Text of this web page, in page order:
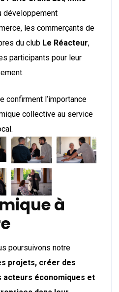
développement
les commerçants de
du club Le Réacteur,
participants pour leur
confirment l’importance
collective au service
à
poursuivons notre
projets, créer des
économiques et